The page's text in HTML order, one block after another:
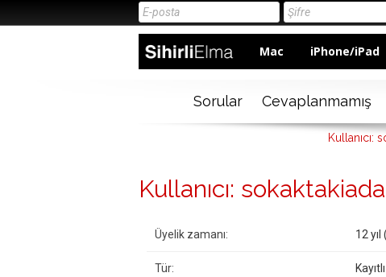
Mac iPhone/iPad
Sorular Cevaplanmamış
Kullanıcı:
Kullanıcı:
Üyelik zamanı: 12
Tür: